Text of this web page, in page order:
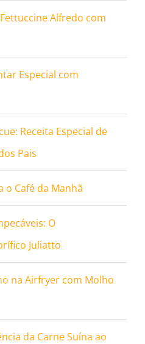
Alfredo com
Especial com
Receita Especial de
Pais
o Café da Manhã
O
Juliatto
na Airfryer com Molho
da Carne Suína ao